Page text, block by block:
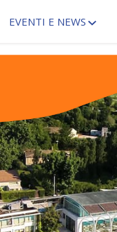
EVENTI E NEWS